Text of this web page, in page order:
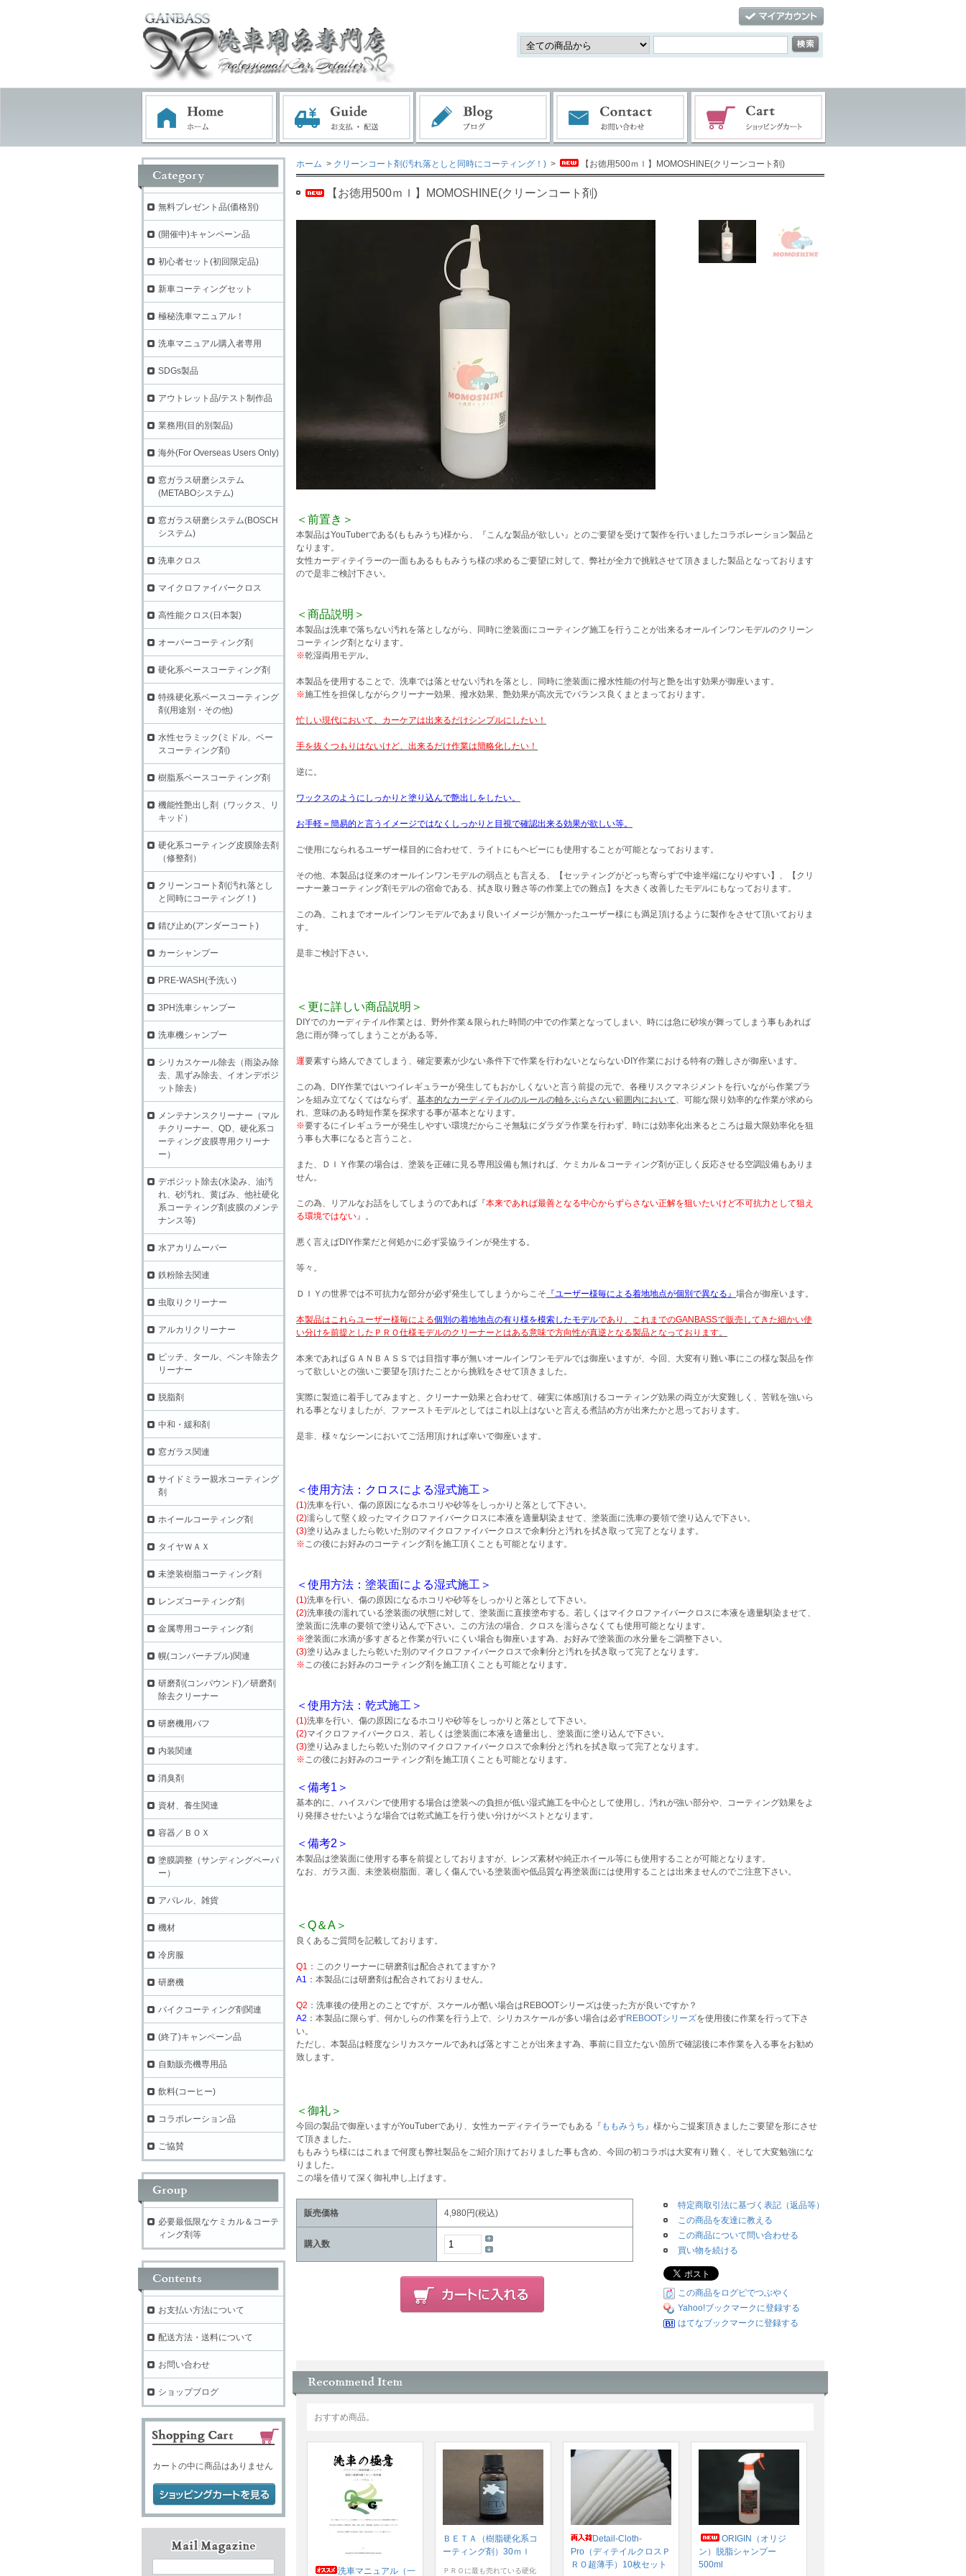
ホーム > クリーンコート剤(汚れ落としと同時にコーティング！) > 【お徳用500ｍｌ】MOMOSHINE(クリーンコート剤)
【お徳用500ｍｌ】MOMOSHINE(クリーンコート剤)
＜前置き＞
本製品はYouTuberである(ももみうち)様から、『こんな製品が欲しい』とのご要望を受けて製作を行いましたコラボレーション製品と
なります。
女性カーディテイラーの一面もあるももみうち様の求めるご要望に対して、弊社が全力で挑戦させて頂きました製品となっております
ので是非ご検討下さい。
＜商品説明＞
本製品は洗車で落ちない汚れを落としながら、同時に塗装面にコーティング施工を行うことが出来るオールインワンモデルのクリーン
コーティング剤となります。
※乾湿両用モデル。
本製品を使用することで、洗車では落とせない汚れを落とし、同時に塗装面に撥水性能の付与と艶を出す効果が御座います。
※施工性を担保しながらクリーナー効果、撥水効果、艶効果が高次元でバランス良くまとまっております。
忙しい現代において、カーケアは出来るだけシンプルにしたい！
手を抜くつもりはないけど、出来るだけ作業は簡略化したい！
逆に。
ワックスのようにしっかりと塗り込んで艶出しをしたい。
お手軽＝簡易的と言うイメージではなくしっかりと目視で確認出来る効果が欲しい等。
ご使用になられるユーザー様目的に合わせて、ライトにもヘビーにも使用することが可能となっております。
その他、本製品は従来のオールインワンモデルの弱点とも言える、【セッティングがどっち寄らずで中途半端になりやすい】、【クリ
ーナー兼コーティング剤モデルの宿命である、拭き取り難さ等の作業上での難点】を大きく改善したモデルにもなっております。
この為、これまでオールインワンモデルであまり良いイメージが無かったユーザー様にも満足頂けるように製作をさせて頂いておりま
す。
是非ご検討下さい。
＜更に詳しい商品説明＞
DIYでのカーディテイル作業とは、野外作業＆限られた時間の中での作業となってしまい、時には急に砂埃が舞ってしまう事もあれば
急に雨が降ってしまうことがある等。
運要素すら絡んできてしまう、確定要素が少ない条件下で作業を行わないとならないDIY作業における特有の難しさが御座います。
この為、DIY作業ではいつイレギュラーが発生してもおかしくないと言う前提の元で、各種リスクマネジメントを行いながら作業プラ
ンを組み立てなくてはならず、 基本的なカーディテイルのルールの軸をぶらさない範囲内において、可能な限り効率的な作業が求めら
れ、意味のある時短作業を探求する事が基本となります。
※要するにイレギュラーが発生しやすい環境だからこそ無駄にダラダラ作業を行わず、時には効率化出来るところは最大限効率化を狙
う事も大事になると言うこと。
また、ＤＩＹ作業の場合は、塗装を正確に見る専用設備も無ければ、ケミカル＆コーティング剤が正しく反応させる空調設備もありま
せん。
この為、リアルなお話をしてしまうのであれば『本来であれば最善となる中心からずらさない正解を狙いたいけど不可抗力として狙え
る環境ではない』。
悪く言えばDIY作業だと何処かに必ず妥協ラインが発生する。
等々。
ＤＩＹの世界では不可抗力な部分が必ず発生してしまうからこそ 『ユーザー様毎による着地地点が個別で異なる』 場合が御座います。
本製品はこれらユーザー様毎による個別の着地地点の有り様を模索したモデルであり、これまでのGANBASSで販売してきた細かい使
い分けを前提としたＰＲＯ仕様モデルのクリーナーとはある意味で方向性が真逆となる製品となっております。
本来であればＧＡＮＢＡＳＳでは目指す事が無いオールインワンモデルでは御座いますが、今回、大変有り難い事にこの様な製品を作
って欲しいとの強いご要望を頂けたことから挑戦をさせて頂きました。
実際に製造に着手してみますと、クリーナー効果と合わせて、確実に体感頂けるコーティング効果の両立が大変難しく、苦戦を強いら
れる事となりましたが、ファーストモデルとしてはこれ以上はないと言える煮詰め方が出来たかと思っております。
是非、様々なシーンにおいてご活用頂ければ幸いで御座います。
＜使用方法：クロスによる湿式施工＞
(1)洗車を行い、傷の原因になるホコリや砂等をしっかりと落として下さい。
(2)濡らして堅く絞ったマイクロファイバークロスに本液を適量馴染ませて、塗装面に洗車の要領で塗り込んで下さい。
(3)塗り込みましたら乾いた別のマイクロファイバークロスで余剰分と汚れを拭き取って完了となります。
※この後にお好みのコーティング剤を施工頂くことも可能となります。
＜使用方法：塗装面による湿式施工＞
(1)洗車を行い、傷の原因になるホコリや砂等をしっかりと落として下さい。
(2)洗車後の濡れている塗装面の状態に対して、塗装面に直接塗布する。若しくはマイクロファイバークロスに本液を適量馴染ませて、
塗装面に洗車の要領で塗り込んで下さい。この方法の場合、クロスを濡らさなくても使用可能となります。
※塗装面に水滴が多すぎると作業が行いにくい場合も御座います為、お好みで塗装面の水分量をご調整下さい。
(3)塗り込みましたら乾いた別のマイクロファイバークロスで余剰分と汚れを拭き取って完了となります。
※この後にお好みのコーティング剤を施工頂くことも可能となります。
＜使用方法：乾式施工＞
(1)洗車を行い、傷の原因になるホコリや砂等をしっかりと落として下さい。
(2)マイクロファイバークロス、若しくは塗装面に本液を適量出し、塗装面に塗り込んで下さい。
(3)塗り込みましたら乾いた別のマイクロファイバークロスで余剰分と汚れを拭き取って完了となります。
※この後にお好みのコーティング剤を施工頂くことも可能となります。
＜備考1＞
基本的に、ハイスパンで使用する場合は塗装への負担が低い湿式施工を中心として使用し、汚れが強い部分や、コーティング効果をよ
り発揮させたいような場合では乾式施工を行う使い分けがベストとなります。
＜備考2＞
本製品は塗装面に使用する事を前提としておりますが、レンズ素材や純正ホイール等にも使用することが可能となります。
なお、ガラス面、未塗装樹脂面、著しく傷んでいる塗装面や低品質な再塗装面には使用することは出来ませんのでご注意下さい。
＜Q＆A＞
良くあるご質問を記載しております。
Q1 ：このクリーナーに研磨剤は配合されてますか？
A1 ：本製品には研磨剤は配合されておりません。
Q2 ：洗車後の使用とのことですが、スケールが酷い場合はREBOOTシリーズは使った方が良いですか？
A2 ：本製品に限らず、何かしらの作業を行う上で、シリカスケールが多い場合は必ずREBOOTシリーズを使用後に作業を行って下さ
い。
ただし、本製品は軽度なシリカスケールであれば落とすことが出来ます為、事前に目立たない箇所で確認後に本作業を入る事をお勧め
致します。
＜御礼＞
今回の製品で御座いますがYouTuberであり、女性カーディテイラーでもある『 ももみうち』様からご提案頂きましたご要望を形にさせ
て頂きました。
ももみうち様にはこれまで何度も弊社製品をご紹介頂けておりました事も含め、今回の初コラボは大変有り難く、そして大変勉強にな
りました。
この場を借りて深く御礼申し上げます。
販売価格 4,980円(税込)
購入数
特定商取引法に基づく表記（返品等）
この商品を友達に教える
この商品について問い合わせる
買い物を続ける
この商品をログピでつぶやく
Yahoo!ブックマークに登録する
はてなブックマークに登録する
おすすめ商品。
洗車マニュアル（一
ＢＥＴＡ（樹脂硬化系コ
ーティング剤）30ｍｌ
ＰＲＯに最も売れている硬化
Detail-Cloth-
Pro（ディテイルクロスＰ
ＲＯ超薄手）10枚セット
ORIGIN（オリジ
ン）脱脂シャンプー
500ml
無料プレゼント品(価格別)
(開催中)キャンペーン品
初心者セット(初回限定品)
新車コーティングセット
極秘洗車マニュアル！
洗車マニュアル購入者専用
SDGs製品
アウトレット品/テスト制作品
業務用(目的別製品)
海外(For Overseas Users Only)
窓ガラス研磨システム
(METABOシステム)
窓ガラス研磨システム(BOSCH
システム)
洗車クロス
マイクロファイバークロス
高性能クロス(日本製)
オーバーコーティング剤
硬化系ベースコーティング剤
特殊硬化系ベースコーティング
剤(用途別・その他)
水性セラミック(ミドル、ベー
スコーティング剤)
樹脂系ベースコーティング剤
機能性艶出し剤（ワックス、リ
キッド）
硬化系コーティング皮膜除去剤
（修整剤）
クリーンコート剤(汚れ落とし
と同時にコーティング！)
錆び止め(アンダーコート)
カーシャンプー
PRE-WASH(予洗い)
3PH洗車シャンプー
洗車機シャンプー
シリカスケール除去（雨染み除
去、黒ずみ除去、イオンデポジ
ット除去）
メンテナンスクリーナー（マル
チクリーナー、QD、硬化系コ
ーティング皮膜専用クリーナ
ー）
デポジット除去(水染み、油汚
れ、砂汚れ、黄ばみ、他社硬化
系コーティング剤皮膜のメンテ
ナンス等)
水アカリムーバー
鉄粉除去関連
虫取りクリーナー
アルカリクリーナー
ピッチ、タール、ペンキ除去ク
リーナー
脱脂剤
中和・緩和剤
窓ガラス関連
サイドミラー親水コーティング
剤
ホイールコーティング剤
タイヤＷＡＸ
未塗装樹脂コーティング剤
レンズコーティング剤
金属専用コーティング剤
幌(コンバーチブル)関連
研磨剤(コンパウンド)／研磨剤
除去クリーナー
研磨機用バフ
内装関連
消臭剤
資材、養生関連
容器／ＢＯＸ
塗膜調整（サンディングペーパ
ー）
アパレル、雑貨
機材
冷房服
研磨機
バイクコーティング剤関連
(終了)キャンペーン品
自動販売機専用品
飲料(コーヒー)
コラボレーション品
ご協賛
必要最低限なケミカル＆コーテ
ィング剤等
お支払い方法について
配送方法・送料について
お問い合わせ
ショップブログ
カートの中に商品はありません